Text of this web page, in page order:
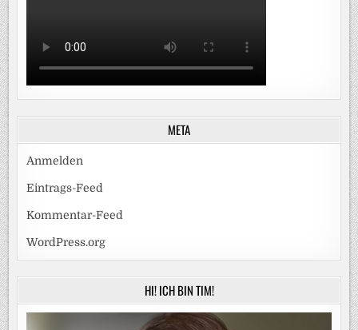
META
Anmelden
Eintrags-Feed
Kommentar-Feed
WordPress.org
HI! ICH BIN TIM!